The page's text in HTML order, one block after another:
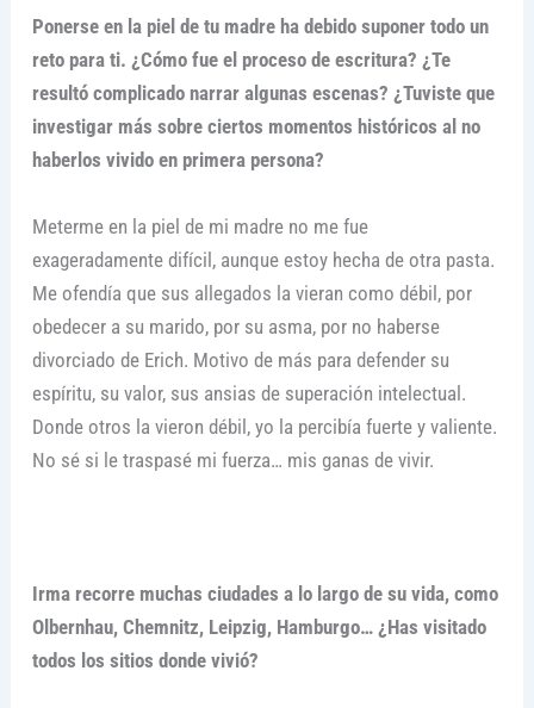
Ponerse en la piel de tu madre ha debido suponer todo un
reto para ti. ¿Cómo fue el proceso de escritura? ¿Te
resultó complicado narrar algunas escenas? ¿Tuviste que
investigar más sobre ciertos momentos históricos al no
haberlos vivido en primera persona?
Meterme en la piel de mi madre no me fue
exageradamente difícil, aunque estoy hecha de otra pasta.
Me ofendía que sus allegados la vieran como débil, por
obedecer a su marido, por su asma, por no haberse
divorciado de Erich. Motivo de más para defender su
espíritu, su valor, sus ansias de superación intelectual.
Donde otros la vieron débil, yo la percibía fuerte y valiente.
No sé si le traspasé mi fuerza… mis ganas de vivir.
Irma recorre muchas ciudades a lo largo de su vida, como
Olbernhau, Chemnitz, Leipzig, Hamburgo… ¿Has visitado
todos los sitios donde vivió?